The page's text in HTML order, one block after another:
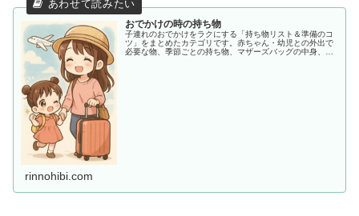
おでかけの時の持ち物
子連れのおでかけをラクにする「持ち物リスト＆準備のコ
ツ」をまとめたカテゴリです。赤ちゃん・幼児との外出で
必要な物、季節ごとの持ち物、マザーズバッグの中身、あ
rinnohibi.com